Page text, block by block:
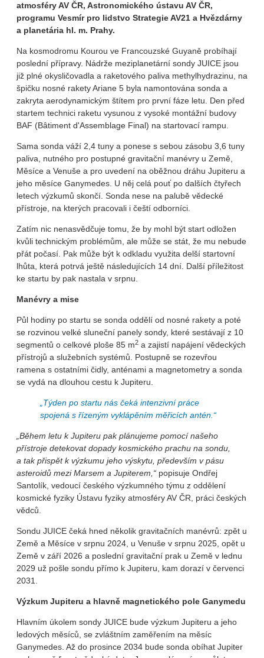
atmosféry AV ČR, Astronomického ústavu AV ČR,
programu Vesmír pro lidstvo Strategie AV21 a Hvězdárny
a planetária hl. m. Prahy.
Na kosmodromu Kourou ve Francouzské Guyaně probíhají
poslední přípravy. Nádrže meziplanetární sondy JUICE jsou
již plné okysličovadla a raketového paliva methylhydrazinu, na
špičku nosné rakety Ariane 5 byla namontována sonda a
zakryta aerodynamickým štítem pro první fáze letu. Den před
startem technici raketu vysunou z vysoké montážní budovy
BAF (Bâtiment d'Assemblage Final) na startovací rampu.
Sama sonda váží 2,4 tuny a ponese s sebou zásobu 3,6 tuny
paliva, nutného pro postupné gravitační manévry u Země,
Měsíce a Venuše a pro uvedení na oběžnou dráhu Jupiteru a
jeho měsíce Ganymedes. U něj celá pouť po dalších čtyřech
letech výzkumů skončí. Sonda nese na palubě vědecké
přístroje, na kterých pracovali i čeští odborníci.
Zatím nic nenasvědčuje tomu, že by mohl být start odložen
kvůli technickým problémům, ale může se stát, že mu nebude
přát počasí. Pak může být k odkladu využita delší startovní
lhůta, která potrvá ještě následujících 14 dní. Další příležitost
ke startu by pak nastala v srpnu.
Manévry a mise
Půl hodiny po startu se sonda oddělí od nosné rakety a poté
se rozvinou velké sluneční panely sondy, které sestávají z 10
segmentů o celkové ploše 85 m2 a zajistí napájení vědeckých
přístrojů a služebních systémů. Postupně se rozevřou
ramena s ostatními čidly, anténami a magnetometry a sonda
se vydá na dlouhou cestu k Jupiteru.
„Týden po startu nás čeká intenzivní práce
spojená s řízeným vyklápěním měřicích antén.“
„Během letu k Jupiteru pak plánujeme pomocí našeho
přístroje detekovat dopady kosmického prachu na sondu,
a tak přispět k výzkumu jeho výskytu, především v pásu
asteroidů mezi Marsem a Jupiterem,“ popisuje Ondřej
Santolík, vedoucí českého výzkumného týmu z oddělení
kosmické fyziky Ústavu fyziky atmosféry AV ČR, práci českých
vědců.
Sondu JUICE čeká hned několik gravitačních manévrů: zpět u
Země a Měsíce v srpnu 2024, u Venuše v srpnu 2025, opět u
Země v září 2026 a poslední gravitační prak u Země v lednu
2029 už pošle sondu přímo k Jupiteru, kam dorazí v červenci
2031.
Výzkum Jupiteru a hlavně magnetického pole Ganymedu
Hlavním úkolem sondy JUICE bude výzkum Jupiteru a jeho
ledových měsíců, se zvláštním zaměřením na měsíc
Ganymedes. Až do prosince 2034 bude sonda obíhat Jupiter